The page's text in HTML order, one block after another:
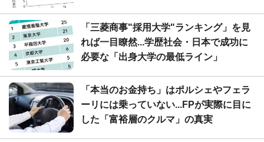
「三菱商事"採用大学"ランキング」を見
れば一目瞭然...学歴社会・日本で成功に
必要な「出身大学の最低ライン」
「本当のお金持ち」はポルシェやフェラ
ーリには乗っていない...FPが実際に目に
した「富裕層のクルマ」の真実